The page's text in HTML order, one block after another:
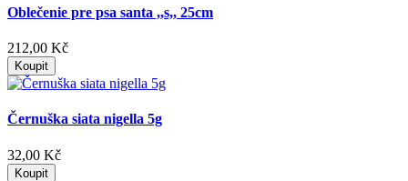
Oblečenie pre psa santa ,,s,, 25cm
212,00 Kč
Koupit
Černuška siata nigella 5g
32,00 Kč
Koupit